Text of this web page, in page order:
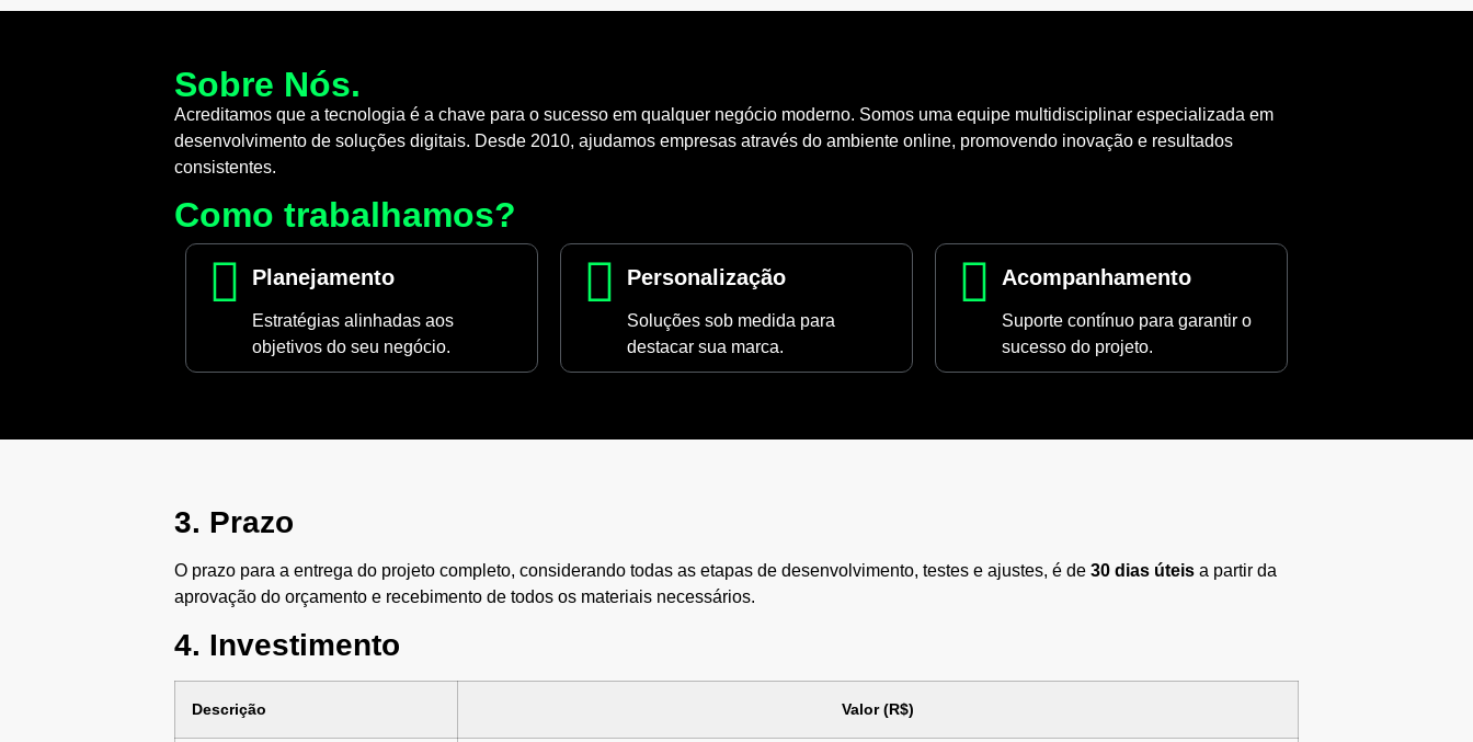
Sobre Nós.
Acreditamos que a tecnologia é a chave para o sucesso em qualquer negócio moderno. Somos uma equipe multidisciplinar especializada em
desenvolvimento de soluções digitais. Desde 2010, ajudamos empresas através do ambiente online, promovendo inovação e resultados
consistentes.
Como trabalhamos?
Planejamento
Estratégias alinhadas aos
objetivos do seu negócio.
Personalização
Soluções sob medida para
destacar sua marca.
Acompanhamento
Suporte contínuo para garantir o
sucesso do projeto.
3. Prazo
O prazo para a entrega do projeto completo, considerando todas as etapas de desenvolvimento, testes e ajustes, é de 30 dias úteis a partir da
aprovação do orçamento e recebimento de todos os materiais necessários.
4. Investimento
Descrição Valor (R$)